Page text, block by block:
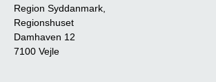
Region Syddanmark,
Regionshuset
Damhaven 12
7100 Vejle